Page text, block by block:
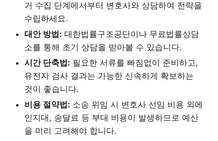
거 수집 단계에서부터 변호사와 상담하여 전략을
수립하세요.
대안 방법: 대한법률구조공단이나 무료법률상담
소를 통해 초기 상담을 받아볼 수 있습니다.
시간 단축법: 필요한 서류를 빠짐없이 준비하고,
유전자 검사 결과는 가능한 신속하게 확보하는
것이 좋습니다.
비용 절약법: 소송 위임 시 변호사 선임 비용 외에
인지대, 송달료 등 부대 비용이 발생하므로 예산
을 미리 고려해야 합니다.